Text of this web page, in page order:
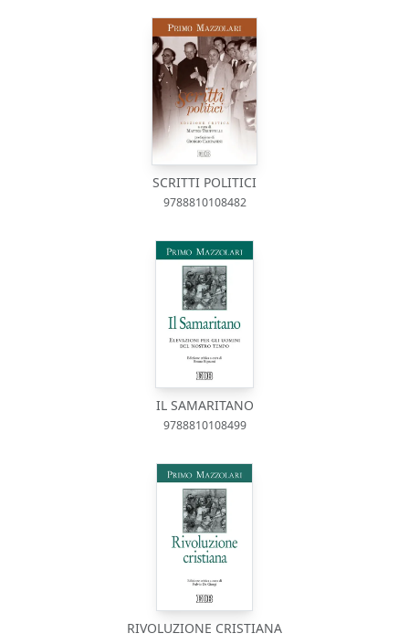
SCRITTI POLITICI
9788810108482
IL SAMARITANO
9788810108499
RIVOLUZIONE CRISTIANA